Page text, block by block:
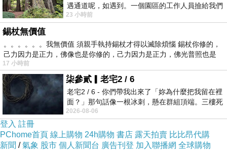
傳統相機便利與省錢；再以市面狀況來分析數位
相機的種類與價格，並企劃有數位相機購買絕招
傳授，讓讀者可以買到最match自己的數位相
機。
數位相機給你的12個驚喜：介紹數位相機的創意
使用法，不但具備有傳統相機的優點，還能代替
錄影機、掃描機，還有各種效果隨心應用。另
外，貼心設計了數位影像處理單元，就算照片拍
的不好，也能起死回生！
數位圖檔創意密技：step by step教讀者運用數
遇通道呢，如遇到。一個園區的工作人員撿給我們
細賞。
23 小時前
錫杖無價值
。。。。。。我無價值 須親手執持錫杖才得以滅除煩惱 錫杖你修的，
己力因力是正力，佛像也是你修的，己力因力是正力，佛光普照也是
17 小時前
柒參貳▎老宅2 / 6
老宅2 / 6 - 你們帶我出來了「妳為什麼把我留在裡
面？」那句話像一根冰刺，懸在群組頂端。三樓死
死盯著照片裡的人。那個人確實站在
2026-08-06
登入 註冊
PChome首頁 線上購物 24h購物 書店 露天拍賣 比比昂代購
新聞 /氣象 股市 個人新聞台 廣告刊登 加入聯播網 全球購物